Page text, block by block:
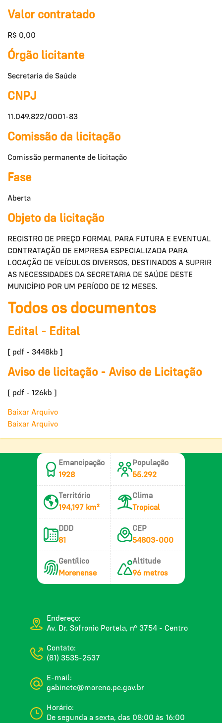
Valor contratado
R$ 0,00
Órgão licitante
Secretaria de Saúde
CNPJ
11.049.822/0001-83
Comissão da licitação
Comissão permanente de licitação
Fase
Aberta
Objeto da licitação
REGISTRO DE PREÇO FORMAL PARA FUTURA E EVENTUAL
CONTRATAÇÃO DE EMPRESA ESPECIALIZADA PARA
LOCAÇÃO DE VEÍCULOS DIVERSOS, DESTINADOS A SUPRIR
AS NECESSIDADES DA SECRETARIA DE SAÚDE DESTE
MUNICÍPIO POR UM PERÍODO DE 12 MESES.
Todos os documentos
Edital - Edital
[ pdf - 3448kb ]
Aviso de licitação - Aviso de Licitação
[ pdf - 126kb ]
Baixar Arquivo
Baixar Arquivo
Emancipação
1928
População
55.292
Território
194,197 km²
Clima
Tropical
DDD
81
CEP
54803-000
Gentílico
Morenense
Altitude
96 metros
Endereço:
Av. Dr. Sofronio Portela, nº 3754 - Centro
Contato:
(81) 3535-2537
E-mail:
gabinete@moreno.pe.gov.br
Horário:
De segunda a sexta, das 08:00 às 16:00